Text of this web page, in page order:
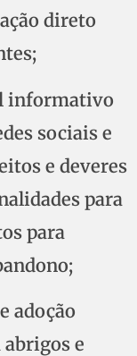
direto
informativo
sociais e
e deveres
para
para
adoção
e